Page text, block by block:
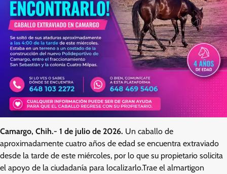
Camargo, Chih.- 1 de julio de 2026. Un caballo de
aproximadamente cuatro años de edad se encuentra extraviado
desde la tarde de este miércoles, por lo que su propietario solicita
el apoyo de la ciudadanía para localizarlo.Trae el almartigon